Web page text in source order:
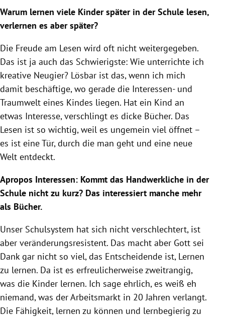
Warum lernen viele Kinder später in der Schule lesen,
verlernen es aber später?
Die Freude am Lesen wird oft nicht weitergegeben.
Das ist ja auch das Schwierigste: Wie unterrichte ich
kreative Neugier? Lösbar ist das, wenn ich mich
damit beschäftige, wo gerade die Interessen- und
Traumwelt eines Kindes liegen. Hat ein Kind an
etwas Interesse, verschlingt es dicke Bücher. Das
Lesen ist so wichtig, weil es ungemein viel öffnet –
es ist eine Tür, durch die man geht und eine neue
Welt entdeckt.
Apropos Interessen: Kommt das Handwerkliche in der
Schule nicht zu kurz? Das interessiert manche mehr
als Bücher.
Unser Schulsystem hat sich nicht verschlechtert, ist
aber veränderungsresistent. Das macht aber Gott sei
Dank gar nicht so viel, das Entscheidende ist, Lernen
zu lernen. Da ist es erfreulicherweise zweitrangig,
was die Kinder lernen. Ich sage ehrlich, es weiß eh
niemand, was der Arbeitsmarkt in 20 Jahren verlangt.
Die Fähigkeit, lernen zu können und lernbegierig zu